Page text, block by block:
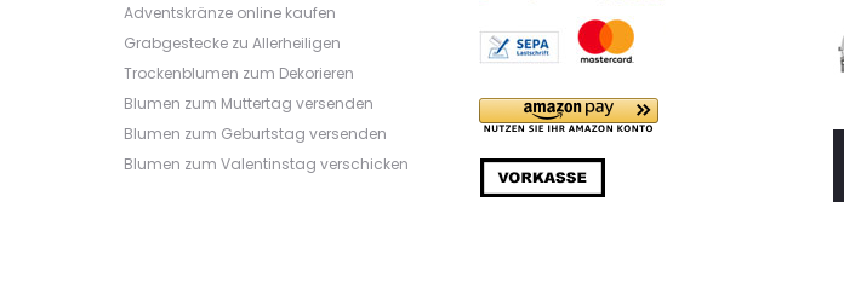
Adventskränze online kaufen
Grabgestecke zu Allerheiligen
Trockenblumen zum Dekorieren
Blumen zum Muttertag versenden
Blumen zum Geburtstag versenden
Blumen zum Valentinstag verschicken